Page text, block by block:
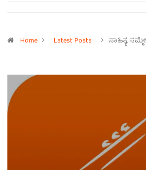
Home Latest Posts ಸಾಹಿತ್ಯ